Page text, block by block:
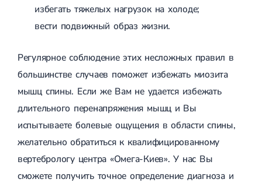
избегать тяжелых нагрузок на холоде;
вести подвижный образ жизни.
Регулярное соблюдение этих несложных правил в
большинстве случаев поможет избежать миозита
мышц спины. Если же Вам не удается избежать
длительного перенапряжения мышц и Вы
испытываете болевые ощущения в области спины,
желательно обратиться к квалифицированному
вертебрологу центра «Омега-Киев». У нас Вы
сможете получить точное определение диагноза и